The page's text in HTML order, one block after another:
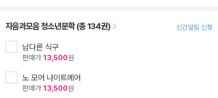
자음과모음 청소년문학 (총 134권) 신간알림 신청
남다른 식구
판매가 13,500원
노 모어 나이트메어
판매가 13,500원